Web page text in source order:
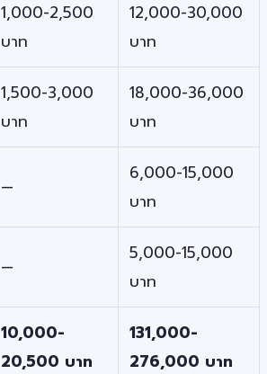
1,000-2,500
บาท
12,000-30,000
บาท
1,500-3,000
บาท
18,000-36,000
บาท
—
6,000-15,000
บาท
—
5,000-15,000
บาท
10,000-
20,500 บาท
131,000-
276,000 บาท